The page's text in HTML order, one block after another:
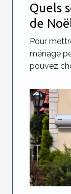
Quels
de
Pour
ménage
pouvez